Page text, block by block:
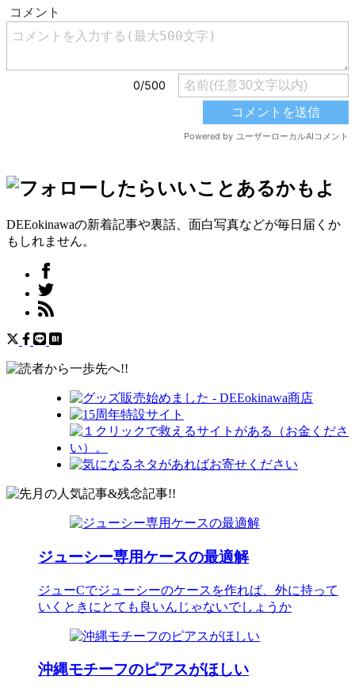
DEEokinawaの新着記事や裏話、面白写真などが毎日届くか
もしれません。
ジューシー専用ケースの最適解
ジューCでジューシーのケースを作れば、外に持って
いくときにとても良いんじゃないでしょうか
沖縄モチーフのピアスがほしい